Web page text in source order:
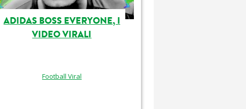
ADIDAS BOSS EVERYONE, I
VIDEO VIRALI
Football Viral